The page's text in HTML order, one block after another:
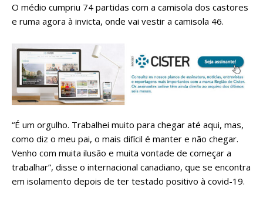
O médio cumpriu 74 partidas com a camisola dos castores
e ruma agora à invicta, onde vai vestir a camisola 46.
“É um orgulho. Trabalhei muito para chegar até aqui, mas,
como diz o meu pai, o mais difícil é manter e não chegar.
Venho com muita ilusão e muita vontade de começar a
trabalhar”, disse o internacional canadiano, que se encontra
em isolamento depois de ter testado positivo à covid-19.